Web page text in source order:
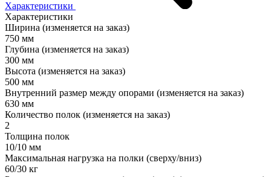
Характеристики
Характеристики
Ширина (изменяется на заказ)
750 мм
Глубина (изменяется на заказ)
300 мм
Высота (изменяется на заказ)
500 мм
Внутренний размер между опорами (изменяется на заказ)
630 мм
Количество полок (изменяется на заказ)
2
Толщина полок
10/10 мм
Максимальная нагрузка на полки (сверху/вниз)
60/30 кг